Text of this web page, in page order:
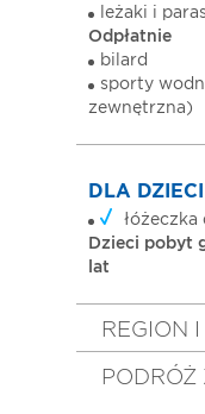
leżaki i
Odpłatnie
bilard
sporty
zewnętrzna)
DLA DZIECI
Dzieci pobyt
lat
REGION
PODRÓŻ